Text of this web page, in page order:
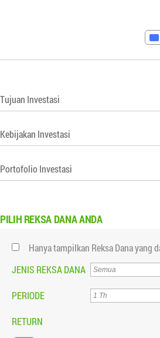
Tujuan Investasi
Kebijakan Investasi
Portofolio Investasi
PILIH REKSA DANA ANDA
Hanya tampilkan Reksa Dana yang
JENIS REKSA DANA
PERIODE
RETURN